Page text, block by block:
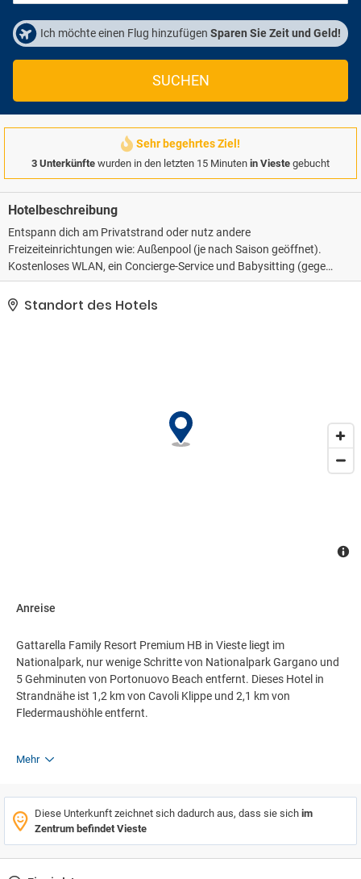
Ich möchte einen Flug hinzufügen Sparen Sie Zeit und Geld!
SUCHEN
Sehr begehrtes Ziel!
3 Unterkünfte wurden in den letzten 15 Minuten in Vieste gebucht
Hotelbeschreibung
Entspann dich am Privatstrand oder nutz andere
Freizeiteinrichtungen wie: Außenpool (je nach Saison geöffnet).
Kostenloses WLAN, ein Concierge-Service und Babysitting (gegen
Gebühr) stehen ebenfalls zur Verfügung. Es gibt einen Shuttle
zum Strand (gegen Gebühr), der das Meer für jeden einfach
Standort des Hotels
Anreise
Gattarella Family Resort Premium HB in Vieste liegt im
Nationalpark, nur wenige Schritte von Nationalpark Gargano und
5 Gehminuten von Portonuovo Beach entfernt. Dieses Hotel in
Strandnähe ist 1,2 km von Cavoli Klippe und 2,1 km von
Fledermaushöhle entfernt.
Mehr
Diese Unterkunft zeichnet sich dadurch aus, dass sie sich im
Zentrum befindet Vieste